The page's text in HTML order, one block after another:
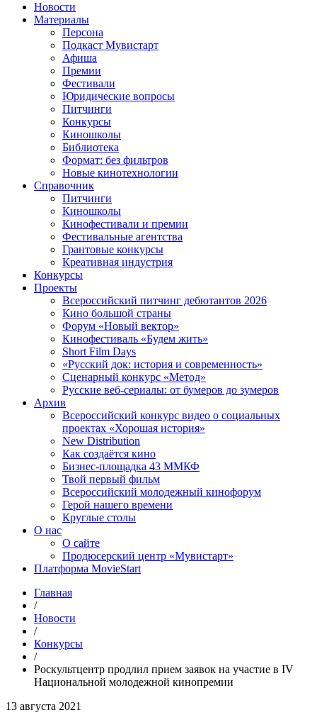
Новости
Материалы
Персона
Подкаст Мувистарт
Афиша
Премии
Фестивали
Юридические вопросы
Питчинги
Конкурсы
Киношколы
Библиотека
Формат: без фильтров
Новые кинотехнологии
Справочник
Питчинги
Киношколы
Кинофестивали и премии
Фестивальные агентства
Грантовые конкурсы
Креативная индустрия
Конкурсы
Проекты
Всероссийский питчинг дебютантов 2026
Кино большой страны
Форум «Новый вектор»
Кинофестиваль «Будем жить»
Short Film Days
«Русский док: история и современность»
Сценарный конкурс «Метод»
Русские веб-сериалы: от бумеров до зумеров
Архив
Всероссийский конкурс видео о социальных
проектах «Хорошая история»
New Distribution
Как создаётся кино
Бизнес-площадка 43 ММКФ
Твой первый фильм
Всероссийский молодежный кинофорум
Герой нашего времени
Круглые столы
О нас
О сайте
Продюсерский центр «Мувистарт»
Платформа MovieStart
Главная
/
Новости
/
Конкурсы
/
Роскультцентр продлил прием заявок на участие в IV
Национальной молодежной кинопремии
13 августа 2021